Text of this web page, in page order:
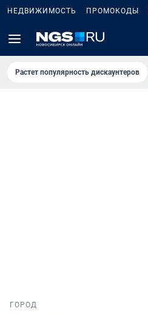
НЕДВИЖИМОСТЬ ПРОМОКОДЫ
Растет популярность дискаунтеров
ГОРОД